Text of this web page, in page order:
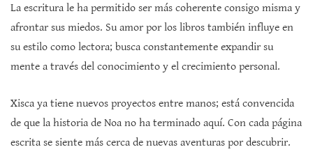
La escritura le ha permitido ser más coherente consigo misma y
afrontar sus miedos. Su amor por los libros también influye en
su estilo como lectora; busca constantemente expandir su
mente a través del conocimiento y el crecimiento personal.
Xisca ya tiene nuevos proyectos entre manos; está convencida
de que la historia de Noa no ha terminado aquí. Con cada página
escrita se siente más cerca de nuevas aventuras por descubrir.